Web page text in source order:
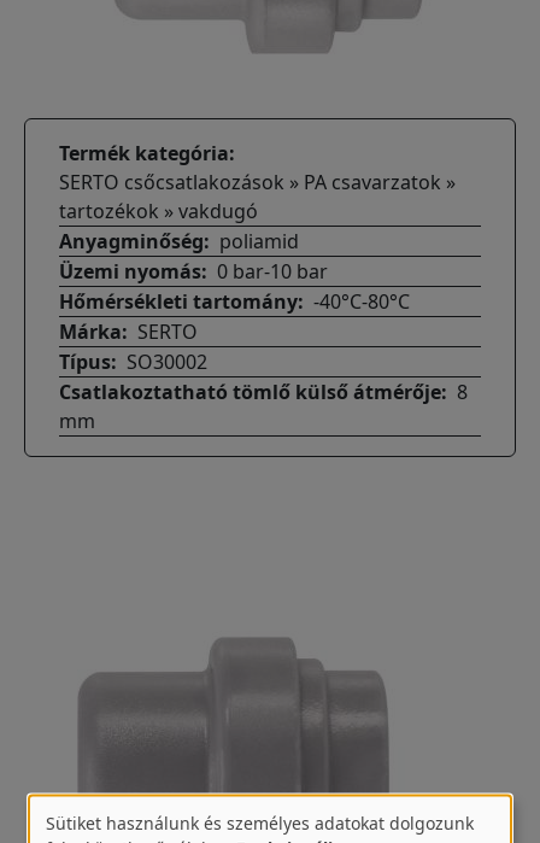
Termék kategória
SERTO csőcsatlakozások » PA csavarzatok »
tartozékok » vakdugó
Anyagminőség
poliamid
Üzemi nyomás
0 bar-10 bar
Hőmérsékleti tartomány -40°C-80°C
Márka
SERTO
Típus
SO30002
Csatlakoztatható tömlő külső átmérője
8
mm
Sütiket használunk és személyes adatokat dolgozunk